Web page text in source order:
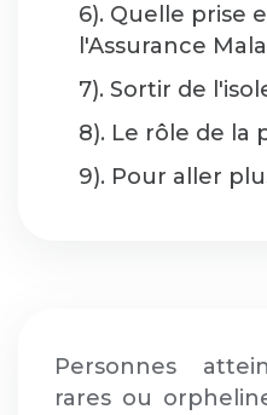
6). Quelle prise
l'Assurance
7). Sortir de
8). Le rôle de la
9). Pour aller
Personnes
rares ou